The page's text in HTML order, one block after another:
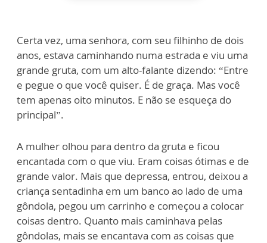
Certa vez, uma senhora, com seu filhinho de dois
anos, estava caminhando numa estrada e viu uma
grande gruta, com um alto-falante dizendo: “Entre
e pegue o que você quiser. É de graça. Mas você
tem apenas oito minutos. E não se esqueça do
principal”.
A mulher olhou para dentro da gruta e ficou
encantada com o que viu. Eram coisas ótimas e de
grande valor. Mais que depressa, entrou, deixou a
criança sentadinha em um banco ao lado de uma
gôndola, pegou um carrinho e começou a colocar
coisas dentro. Quanto mais caminhava pelas
gôndolas, mais se encantava com as coisas que